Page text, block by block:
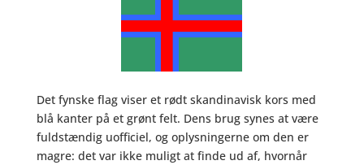
Det fynske flag viser et rødt skandinavisk kors med
blå kanter på et grønt felt. Dens brug synes at være
fuldstændig uofficiel, og oplysningerne om den er
magre: det var ikke muligt at finde ud af, hvornår